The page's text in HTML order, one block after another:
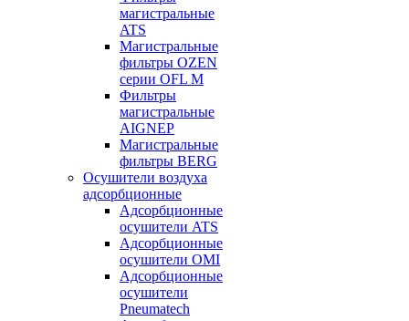
магистральные
ATS
Магистральные
фильтры OZEN
серии OFL M
Фильтры
магистральные
AIGNEP
Магистральные
фильтры BERG
Осушители воздуха
адсорбционные
Адсорбционные
осушители ATS
Адсорбционные
осушители OMI
Адсорбционные
осушители
Pneumatech